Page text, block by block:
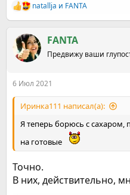
Р
е
к
ц
и
natallja и FANTA
FANTA
Предвижу ваши
6 Июл 2021
Иринка111 написал(а):
Я теперь борюсь с
на готовые
Точно.
В них, действительно,